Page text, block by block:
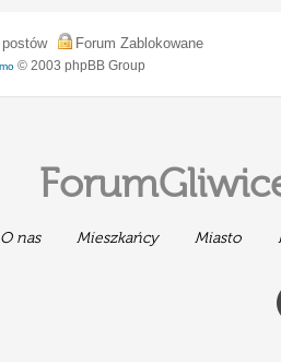
Forum Zablokowane
© 2003 phpBB Group
O nas Mieszkańcy Miasto